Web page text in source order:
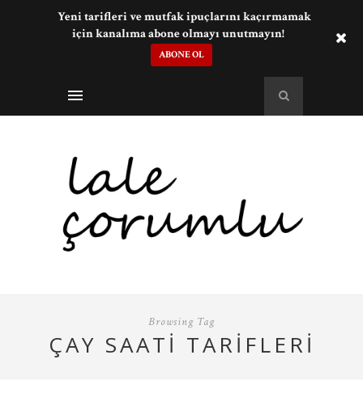
Browsing Tag
ÇAY SAATI TARIFLERI
Yeni tarifleri ve mutfak ipuçlarını kaçırmamak
için kanalıma abone olmayı unutmayın!
ABONE OL